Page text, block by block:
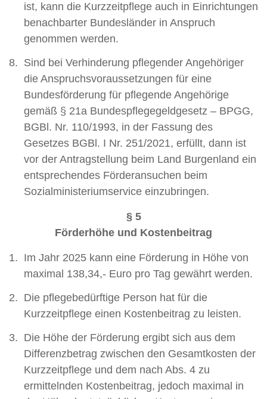
ist, kann die Kurzzeitpflege auch in Einrichtungen
benachbarter Bundesländer in Anspruch
genommen werden.
Sind bei Verhinderung pflegender Angehöriger
die Anspruchsvoraussetzungen für eine
Bundesförderung für pflegende Angehörige
gemäß § 21a Bundespflegegeldgesetz – BPGG,
BGBl. Nr. 110/1993, in der Fassung des
Gesetzes BGBl. I Nr. 251/2021, erfüllt, dann ist
vor der Antragstellung beim Land Burgenland ein
entsprechendes Förderansuchen beim
Sozialministeriumservice einzubringen.
§ 5
Förderhöhe und Kostenbeitrag
Im Jahr 2025 kann eine Förderung in Höhe von
maximal 138,34,- Euro pro Tag gewährt werden.
Die pflegebedürftige Person hat für die
Kurzzeitpflege einen Kostenbeitrag zu leisten.
Die Höhe der Förderung ergibt sich aus dem
Differenzbetrag zwischen den Gesamtkosten der
Kurzzeitpflege und dem nach Abs. 4 zu
ermittelnden Kostenbeitrag, jedoch maximal in